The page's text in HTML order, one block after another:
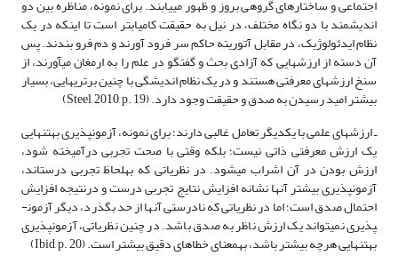
اجتماعی و ساختارهای گروهی بروز و ظهور می­یابند. برای نمونه، مناظره بین دو
اندیشمند با دو نگاه مختلف، در نیل به حقیقت کامیاب­تر است تا اینکه در یک
نظام ایدئولوژیک، در مقابل آتوریته حاکم سر فرود آورند و دم فرو بندند. پس
آن دسته از ارزش­هایی که آزادی بحث و گفتگو در علم را به ارمغان می­آورند، از
سنخ ارزش­های معرفتی هستند و در یک نظام اندیشگی با چنین برتری­هایی، بسیار
بیشتر امید رسیدن به صدق و حقیقت وجود دارد. (Steel, 2010, p. 19)
ـ ارزش­های علمی با یکدیگر تعامل غالبی دارند؛ برای نمونه، آزمون­پذیری به­تنهایی
یک ارزش معرفتی ذاتی نیست؛ بلکه وقتی با صحت تجربی درآمیخته شود،
ارزش بودن در آن اشراب می­شود. در نظریاتی که به­لحاظ تجربی درست­اند،
آزمون­پذیری بیشتر آنها نشانه افزایش نتایج تجربی درست و درنتیجه افزایش
احتمال صدق است؛ اما در نظریاتی که نادرستی آنها از حد بگذرد، دیگر آزمون­
پذیری نمی­تواند یک ارزش ناظر به صدق باشد. در چنین نظریاتی، آزمون­پذیری
به­تنهایی هرچه بیشتر باشد، به­معنای خطاهای دقیق بیشتر است. (Ibid, p. 20)